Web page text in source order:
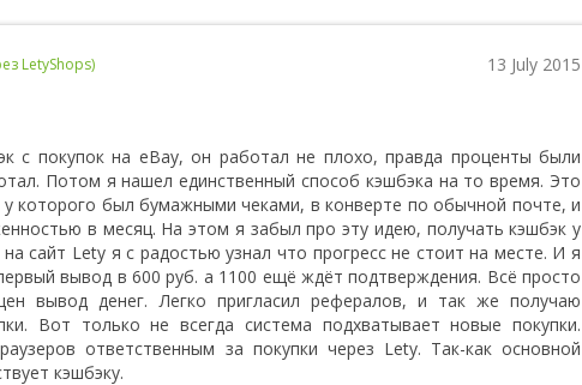
LetyShops)
13 July 2015
с покупок на eBay, он работал не плохо, правда проценты были
Потом я нашел единственный способ кэшбэка на то время. Это
которого был бумажными чеками, в конверте по обычной почте, и
в месяц. На этом я забыл про эту идею, получать кэшбэк у
сайт Lety я с радостью узнал что прогресс не стоит на месте. И я
вывод в 600 руб. а 1100 ещё ждёт подтверждения. Всё просто
вывод денег. Легко пригласил рефералов, и так же получаю
Вот только не всегда система подхватывает новые покупки.
ответственным за покупки через Lety. Так-как основной
кэшбэку.